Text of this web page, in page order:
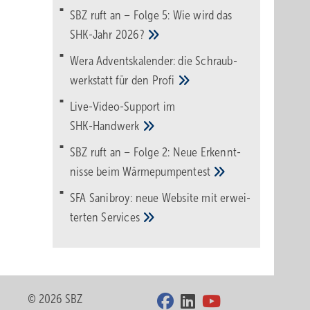
SBZ ruft an – Folge 5: Wie wird das
SHK-Jahr 2026?
Wera Adventskalender: die Schraub­
werk­statt für den Pro­fi
Live-Video-Support im
SHK-Handwerk
SBZ ruft an – Folge 2: Neue Erkennt­
nisse beimWärme­pumpen­test
SFA Sanibroy: neue Web­site mit erwei­
tertenServices
© 2026 SBZ